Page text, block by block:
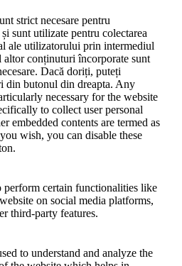
strict necesare pentru
sunt utilizate pentru colectarea
ale utilizatorului prin intermediul
conținuturi încorporate sunt
Dacă doriți, puteți
din butonul din dreapta. Any
necessary for the website
to collect user personal
embedded contents are termed as
wish, you can disable these
perform certain functionalities like
on social media platforms,
third-party features.
to understand and analyze the